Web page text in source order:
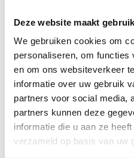
Deze website maakt
We gebruiken cookies om
personaliseren, om functies
en om ons websiteverkeer
informatie over uw gebruik
partners voor social media,
partners kunnen deze
informatie die u aan ze
verzameld op basis van uw